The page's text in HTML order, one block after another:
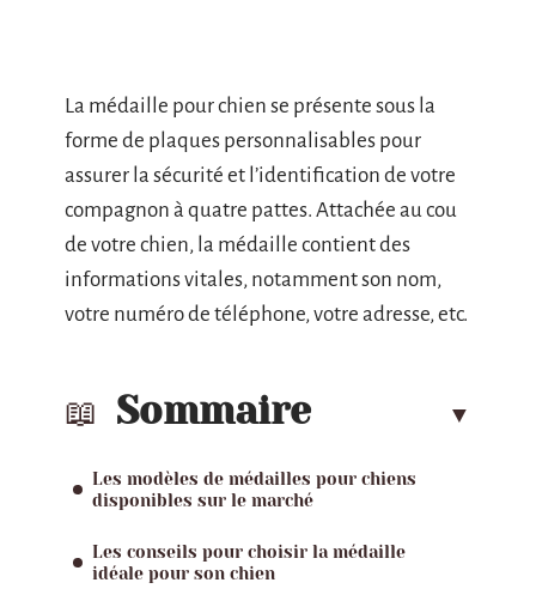
La médaille pour chien se présente sous la
forme de plaques personnalisables pour
assurer la sécurité et l’identification de votre
compagnon à quatre pattes. Attachée au cou
de votre chien, la médaille contient des
informations vitales, notamment son nom,
votre numéro de téléphone, votre adresse, etc.
Sommaire
Les modèles de médailles pour chiens
disponibles sur le marché
Les conseils pour choisir la médaille
idéale pour son chien